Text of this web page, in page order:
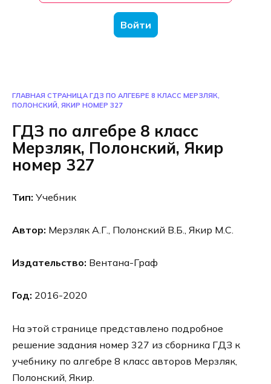
Войти
ГЛАВНАЯ СТРАНИЦА ГДЗ ПО АЛГЕБРЕ 8 КЛАСС МЕРЗЛЯК,
ПОЛОНСКИЙ, ЯКИР НОМЕР 327
ГДЗ по алгебре 8 класс
Мерзляк, Полонский, Якир
номер 327
Тип: Учебник
Автор: Мерзляк А.Г., Полонский В.Б., Якир М.С.
Издательство: Вентана-Граф
Год: 2016-2020
На этой странице представлено подробное
решение задания номер 327 из сборника ГДЗ к
учебнику по алгебре 8 класс авторов Мерзляк,
Полонский, Якир.